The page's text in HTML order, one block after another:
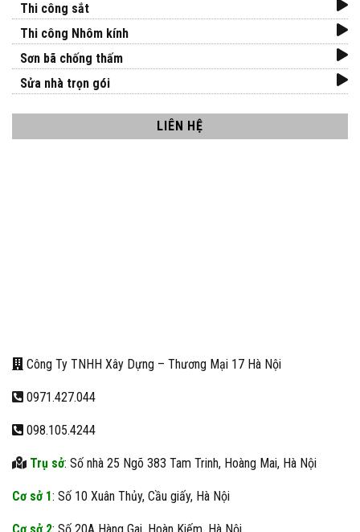
Thi công sắt
Thi công Nhôm kính
Sơn bã chống thấm
Sửa nhà trọn gói
LIÊN HỆ
Công Ty TNHH Xây Dựng – Thương Mại 17 Hà Nội
0971.427.044
098.105.4244
Trụ sở: Số nhà 25 Ngõ 383 Tam Trinh, Hoàng Mai, Hà Nội
Cơ sở 1: Số 10 Xuân Thủy, Cầu giấy, Hà Nội